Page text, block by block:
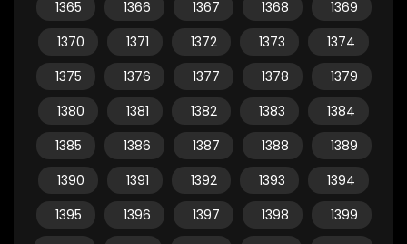
1365 1366 1367 1368
1369
1370
1371 1372 1373
1374
1375
1376 1377 1378
1379
1380
1381 1382 1383
1384
1385
1386 1387 1388
1389
1390
1391 1392 1393
1394
1395
1396 1397 1398
1399